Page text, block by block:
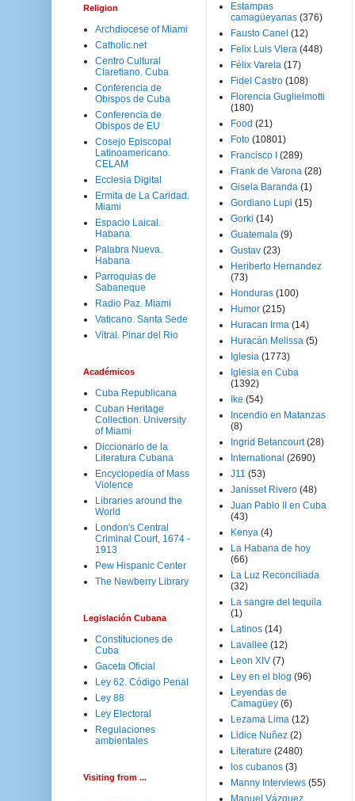
Religion
Archdiocese of Miami
Catholic.net
Centro Cultural
Claretiano. Cuba
Conferencia de
Obispos de Cuba
Conferencia de
Obispos de EU
Cosejo Episcopal
Latinoamericano.
CELAM
Ecclesia Digital
Ermita de La Caridad.
Miami
Espacio Laical.
Habana
Palabra Nueva.
Habana
Parroquias de
Sabaneque
Radio Paz. Miami
Vaticano. Santa Sede
Vitral. Pinar del Rio
Académicos
Cuba Republicana
Cuban Heritage
Collection. University
of Miami
Diccionario de la
Literatura Cubana
Encyclopedia of Mass
Violence
Libraries around the
World
London's Central
Criminal Court, 1674 -
1913
Pew Hispanic Center
The Newberry Library
Legislación Cubana
Constituciones de
Cuba
Gaceta Oficial
Ley 62. Código Penal
Ley 88
Ley Electoral
Regulaciones
ambientales
Visiting from ...
Estampas
camagüeyanas (376)
Fausto Canel (12)
Felix Luis Viera (448)
Félix Varela (17)
Fidel Castro (108)
Florencia Guglielmotti
(180)
Food (21)
Foto (10801)
Francisco I
(289)
Frank de Varona (28)
Gisela Baranda (1)
Gordiano Lupi (15)
Gorki (14)
Guatemala (9)
Gustav (23)
Heriberto Hernandez
(73)
Honduras (100)
Humor (215)
Huracan Irma (14)
Huracán Melissa (5)
Iglesia (1773)
Iglesia en Cuba
(1392)
Ike (54)
Incendio en Matanzas
(8)
Ingrid Betancourt (28)
International (2690)
J11 (53)
Janisset Rivero (48)
Juan Pablo II en Cuba
(43)
Kenya (4)
La Habana de hoy
(66)
La Luz Reconciliada
(32)
La sangre del tequila
(1)
Latinos (14)
Lavallee (12)
Leon XIV (7)
Ley en el blog (96)
Leyendas de
Camagüey (6)
Lezama Lima (12)
Lidice Nuñez (2)
Literature (2480)
los cubanos (3)
Manny Interviews (55)
Manuel Vázquez